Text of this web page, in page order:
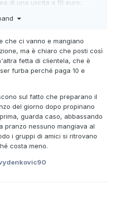
di una uscita a 10 euro,
non credo sia tanto
ed infatti su questo
che ci vanno e mangiano
ma è chiaro che posti così
fetta di clientela, che è
furba perché paga 10 e
sul fatto che preparano il
del giorno dopo propinano
guarda caso, abbassando
pranzo nessuno mangiava al
i gruppi di amici si ritrovano
costa meno.